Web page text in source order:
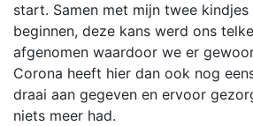
start. Samen met mijn twee
beginnen, deze kans werd ons
afgenomen waardoor we er
Corona heeft hier dan ook nog
draai aan gegeven en ervoor
niets meer had.